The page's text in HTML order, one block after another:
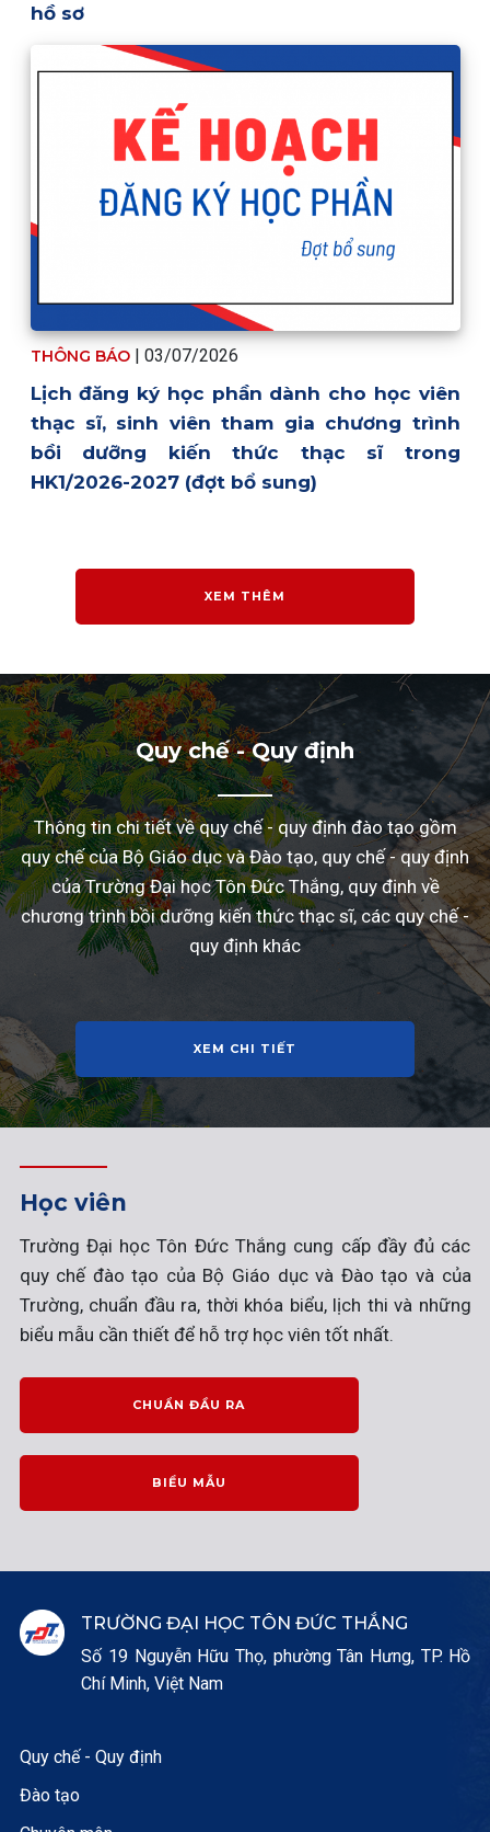
hồ sơ
THÔNG BÁO | 03/07/2026
Lịch đăng ký học phần dành cho học viên
thạc sĩ, sinh viên tham gia chương trình
bồi dưỡng kiến thức thạc sĩ trong
HK1/2026-2027 (đợt bổ sung)
XEM THÊM
Quy chế - Quy định
Thông tin chi tiết về quy chế - quy định đào tạo gồm
quy chế của Bộ Giáo dục và Đào tạo, quy chế - quy định
của Trường Đại học Tôn Đức Thắng, quy định về
chương trình bồi dưỡng kiến thức thạc sĩ, các quy chế -
quy định khác
XEM CHI TIẾT
Học viên
Trường Đại học Tôn Đức Thắng cung cấp đầy đủ các
quy chế đào tạo của Bộ Giáo dục và Đào tạo và của
Trường, chuẩn đầu ra, thời khóa biểu, lịch thi và những
biểu mẫu cần thiết để hỗ trợ học viên tốt nhất.
CHUẨN ĐẦU RA
BIỂU MẪU
TRƯỜNG ĐẠI HỌC TÔN ĐỨC THẮNG
Số 19 Nguyễn Hữu Thọ, phường Tân Hưng, TP. Hồ
Chí Minh, Việt Nam
Quy chế - Quy định
Đào tạo